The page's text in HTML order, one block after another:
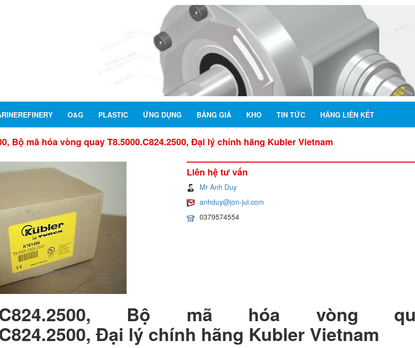
O&G PLASTIC ỨNG DỤNG BẢNG GIÁ KHO TIN TỨC HÃNG LIÊN KẾT
Bộ mã hóa vòng quay T8.5000.C824.2500, Đại lý chính hãng Kubler Vietnam
Liên hệ tư vấn
Mr Anh Duy
anhduy@jon-jul.com
0379574554
Bộ mã hóa vòng
Đại lý chính hãng Kubler Vietnam